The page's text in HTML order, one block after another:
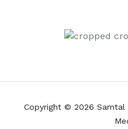
Copyright © 2026 Samtal